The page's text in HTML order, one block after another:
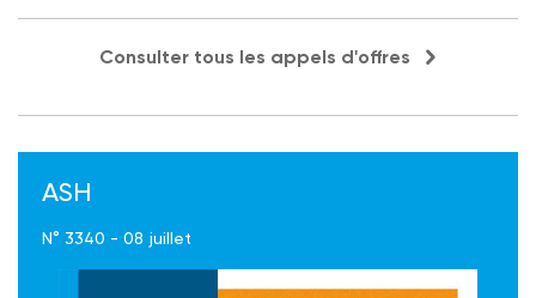
Consulter tous les appels d'offres
ASH
N° 3340 - 08 juillet